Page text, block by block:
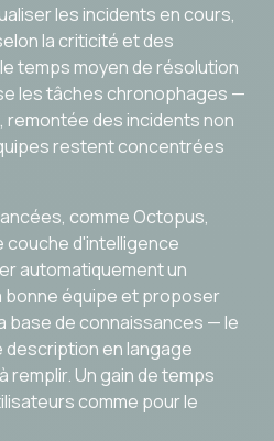
les incidents en cours,
la criticité et des
temps moyen de résolution
les tâches chronophages —
des incidents non
restent concentrées
comme Octopus,
couche d'intelligence
automatiquement un
bonne équipe et proposer
base de connaissances — le
description en langage
remplir. Un gain de temps
comme pour le